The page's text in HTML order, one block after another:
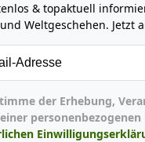
& topaktuell
Weltgeschehen. Jetzt